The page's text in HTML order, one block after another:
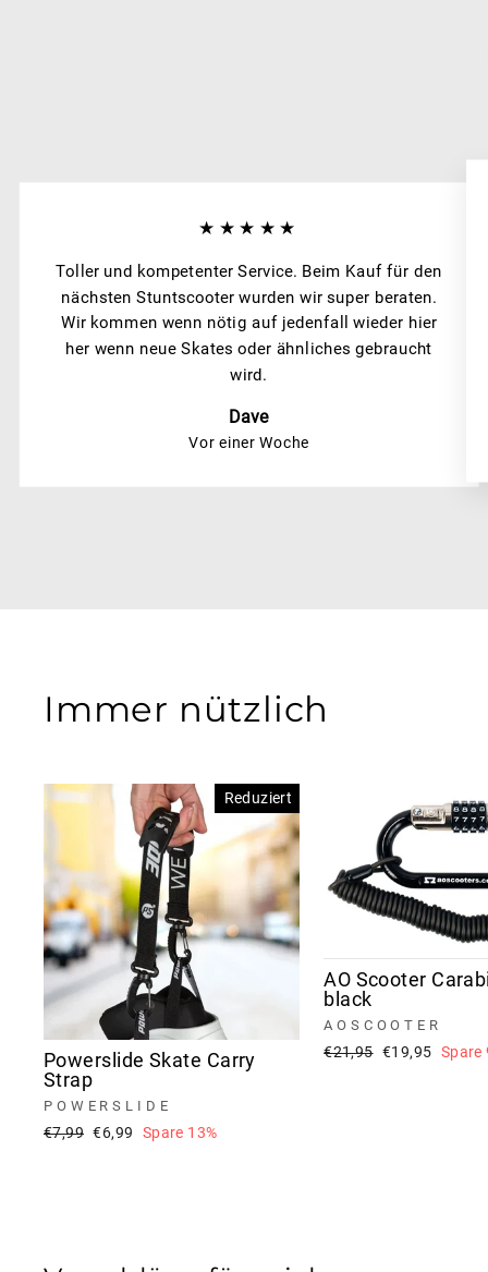
★★★★★
Toller und kompetenter Service. Beim Kauf für den
nächsten Stuntscooter wurden wir super beraten.
Wir kommen wenn nötig auf jedenfall wieder hier
her wenn neue Skates oder ähnliches gebraucht
wird.
Dave
Vor einer Woche
Immer nützlich
Reduziert
Powerslide Skate Carry
Strap
POWERSLIDE
Normaler
€7,99 Sonderpreis
€6,99 Spare 13%
AO Scooter
black
AOSCOOTER
Normaler
€21,95 Sonderpreis
€19,95 Spare